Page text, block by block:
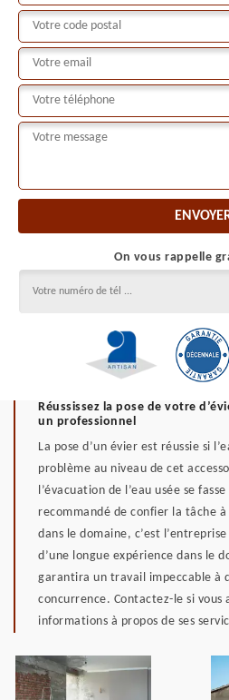
On vous rappelle
Réussissez la pose de votre
un professionnel
La pose d’un évier est réussie si
problème au niveau de cet
l’évacuation de l’eau usée se
recommandé de confier la tâche à
dans le domaine, c’est
d’une longue expérience dans le
garantira un travail impeccable à
concurrence. Contactez-le si vous
informations à propos de ses